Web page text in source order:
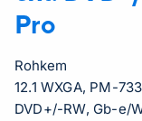
Pro
Rohkem
12.1 WXGA, PM-
DVD+/-RW, Gb-e/